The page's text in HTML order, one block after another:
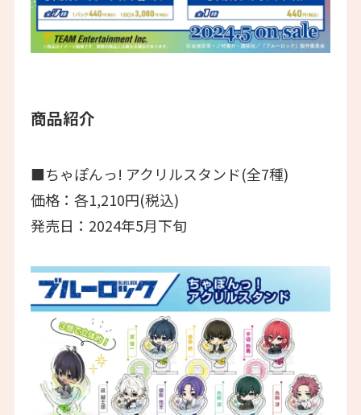
商品紹介
■ちゃぽんっ! アクリルスタンド(全7種)
価格：各1,210円(税込)
発売日：2024年5月下旬